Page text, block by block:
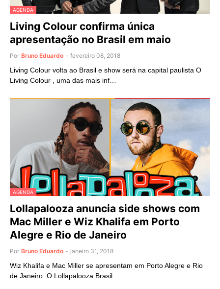
AGENDA
Living Colour confirma única
apresentação no Brasil em maio
Por Bruno Eduardo - fevereiro 08, 2018
Living Colour volta ao Brasil e show será na capital paulista O
Living Colour , uma das mais inf…
AGENDA
Lollapalooza anuncia side shows com
Mac Miller e Wiz Khalifa em Porto
Alegre e Rio de Janeiro
Por Bruno Eduardo - janeiro 31, 2018
Wiz Khalifa e Mac Miller se apresentam em Porto Alegre e Rio
de Janeiro O Lollapalooza Brasil …